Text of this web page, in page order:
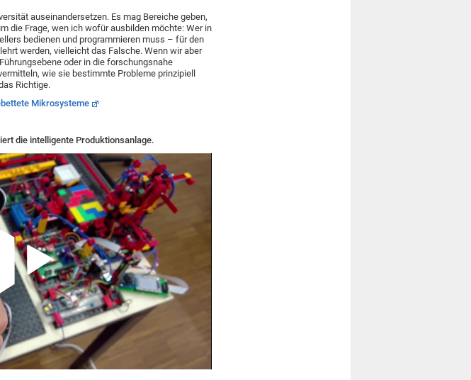
auseinandersetzen. Es mag Bereiche geben,
die Frage, wen ich wofür ausbilden möchte: Wer in
bedienen und programmieren muss – für den
werden, vielleicht das Falsche. Wenn wir aber
oder in die forschungsnahe
wie sie bestimmte Probleme prinzipiell
Richtige.
Mikrosysteme
die intelligente Produktionsanlage.